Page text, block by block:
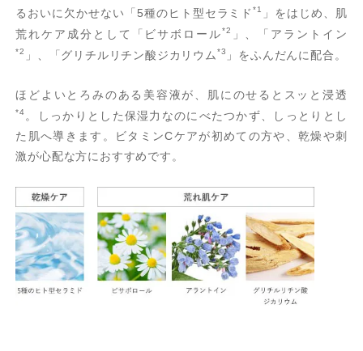
るおいに欠かせない「5種のヒト型セラミド*1
」をはじめ、肌
荒れケア成分として「ビサボロール*2 」、「アラントイン
*2 」、「グリチルリチン酸ジカリウム *3 」をふんだんに配合。
ほどよいとろみのある美容液が、肌にのせるとスッと浸透
*4 。しっかりとした保湿力なのにべたつかず、しっとりとし
た肌へ導きます。ビタミンCケアが初めての方や、乾燥や刺
激が心配な方におすすめです。